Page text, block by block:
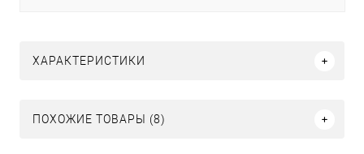
ХАРАКТЕРИСТИКИ
ПОХОЖИЕ ТОВАРЫ (8)